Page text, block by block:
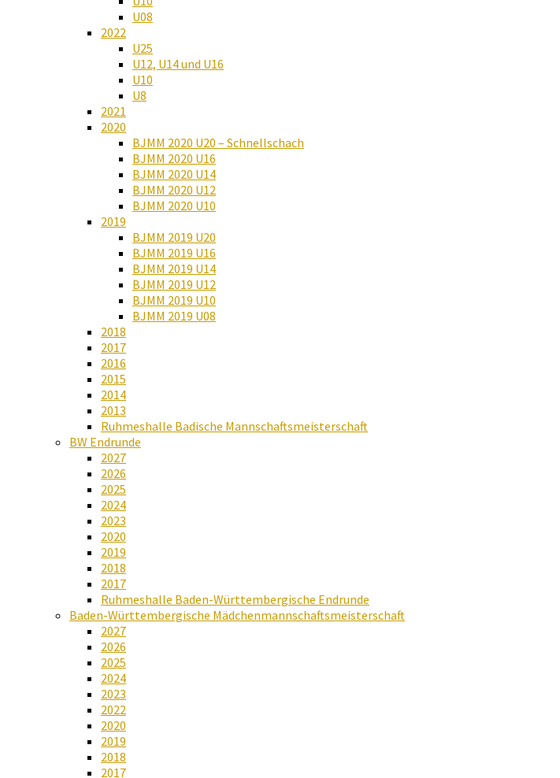
U08
2022
U25
U12, U14 und U16
U10
U8
2021
2020
BJMM 2020 U20 – Schnellschach
BJMM 2020 U16
BJMM 2020 U14
BJMM 2020 U12
BJMM 2020 U10
2019
BJMM 2019 U20
BJMM 2019 U16
BJMM 2019 U14
BJMM 2019 U12
BJMM 2019 U10
BJMM 2019 U08
2018
2017
2016
2015
2014
2013
Ruhmeshalle Badische Mannschaftsmeisterschaft
BW Endrunde
2027
2026
2025
2024
2023
2020
2019
2018
2017
Ruhmeshalle Baden-Württembergische Endrunde
Baden-Württembergische Mädchenmannschaftsmeisterschaft
2027
2026
2025
2024
2023
2022
2020
2019
2018
2017